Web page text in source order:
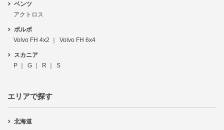
ベンツ
アクトロス
ボルボ
Volvo FH 4x2
Volvo FH 6x4
スカニア
P
G R S
エリアで探す
北海道